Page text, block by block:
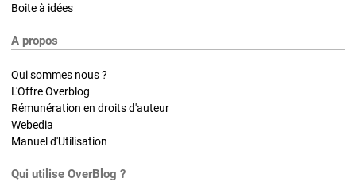
Boite à idées
A propos
Qui sommes nous ?
L'Offre Overblog
Rémunération en droits d'auteur
Webedia
Manuel d'Utilisation
Qui utilise OverBlog ?